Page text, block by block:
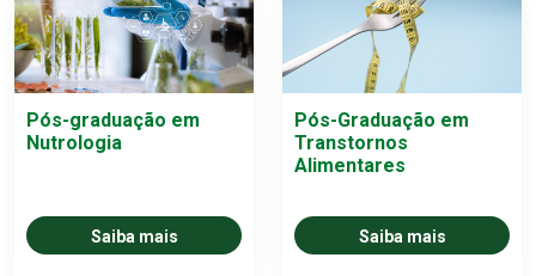
Pós-graduação em
Nutrologia
Saiba mais
Pós-Graduação em
Transtornos
Alimentares
Saiba mais